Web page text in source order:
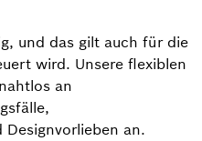
und das gilt auch für die
wird. Unsere flexiblen
an
Designvorlieben an.